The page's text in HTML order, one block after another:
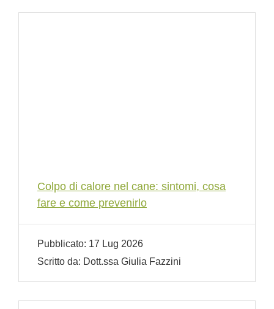
Colpo di calore nel cane: sintomi, cosa
fare e come prevenirlo
Pubblicato: 17 Lug 2026
Scritto da: Dott.ssa Giulia Fazzini